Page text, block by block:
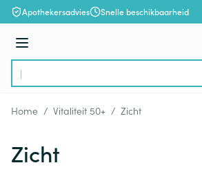
Ga naar de inhoud
Apothekersadvies Snelle beschikbaarheid
Menu
Product, merk, categorie...
Home / Vitaliteit 50+ / Zicht
Zicht